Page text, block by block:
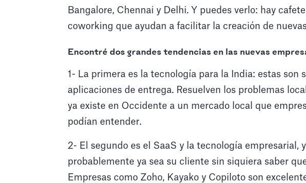
Bangalore, Chennai y Delhi. Y puedes verlo: hay
coworking que ayudan a facilitar la creación de
Encontré dos grandes tendencias en las nuevas
1- La primera es la tecnología para la India: estas son
aplicaciones de entrega. Resuelven los problemas
ya existe en Occidente a un mercado local que
podían entender.
2- El segundo es el SaaS y la tecnología empresarial,
probablemente ya sea su cliente sin siquiera saber
Empresas como Zoho, Kayako y Copiloto son